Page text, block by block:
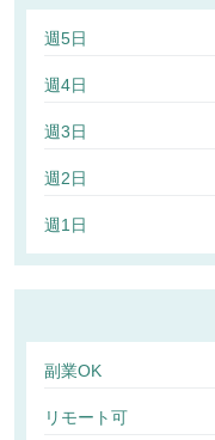
週5日
週4日
週3日
週2日
週1日
副業OK
リモート可